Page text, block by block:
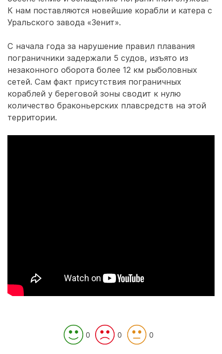
К нам поставляются новейшие корабли и катера с
Уральского завода «Зенит».
С начала года за нарушение правил плавания
пограничники задержали 5 судов, изъято из
незаконного оборота более 12 км рыболовных
сетей. Сам факт присутствия пограничных
кораблей у береговой зоны сводит к нулю
количество браконьерских плавсредств на этой
территории.
0 0 0